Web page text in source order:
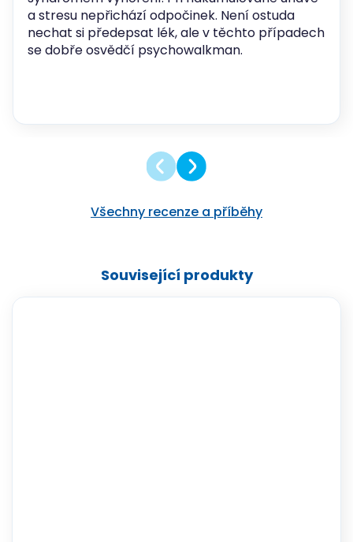
a stresu nepřichází odpočinek. Není ostuda
nechat si předepsat lék, ale v těchto případech
se dobře osvědčí psychowalkman.
Všechny recenze a příběhy
Související produkty